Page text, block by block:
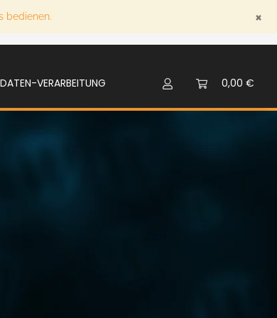
×
bedienen.
0,00 €
DATEN-VERARBEITUNG SCHULUNGEN